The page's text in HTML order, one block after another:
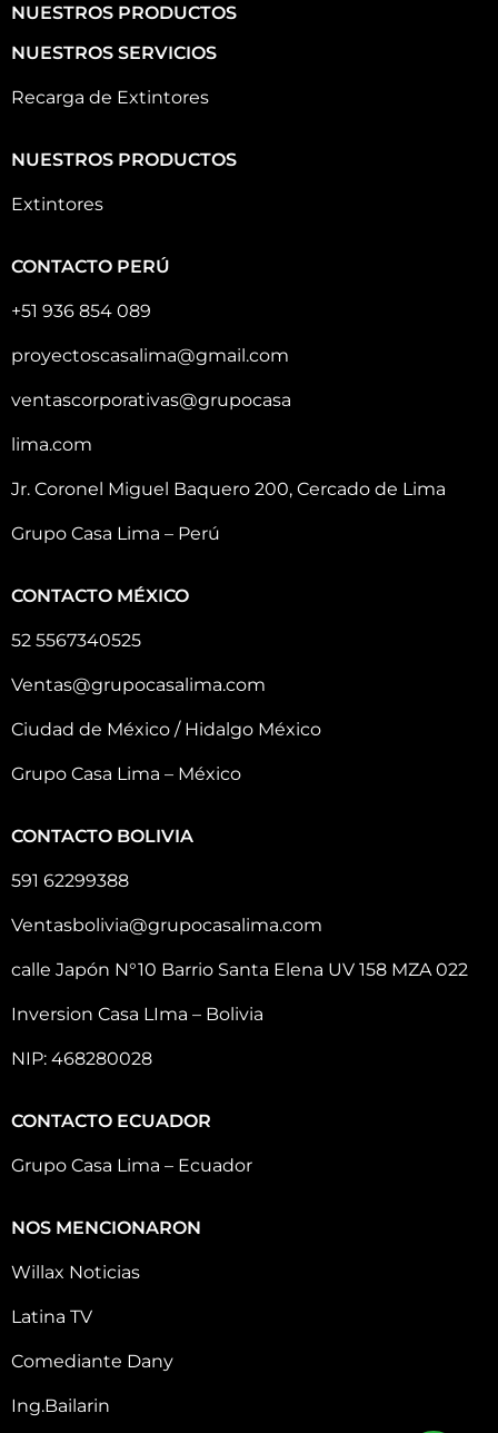
NUESTROS PRODUCTOS
NUESTROS SERVICIOS
Recarga de Extintores
NUESTROS PRODUCTOS
Extintores
CONTACTO PERÚ
+51 936 854 089
proyectoscasalima@gmail.com
ventascorporativas@grupocasa
lima.com
Jr. Coronel Miguel Baquero 200, Cercado de Lima
Grupo Casa Lima – Perú
CONTACTO MÉXICO
52 5567340525
Ventas@grupocasalima.com
Ciudad de México / Hidalgo México
Grupo Casa Lima – México
CONTACTO BOLIVIA
591 62299388
Ventasbolivia@grupocasalima.com
calle Japón N°10 Barrio Santa Elena UV 158 MZA 022
Inversion Casa LIma – Bolivia
NIP: 468280028
CONTACTO ECUADOR
Grupo Casa Lima – Ecuador
NOS MENCIONARON
Willax Noticias
Latina TV
Comediante Dany
Ing.Bailarin